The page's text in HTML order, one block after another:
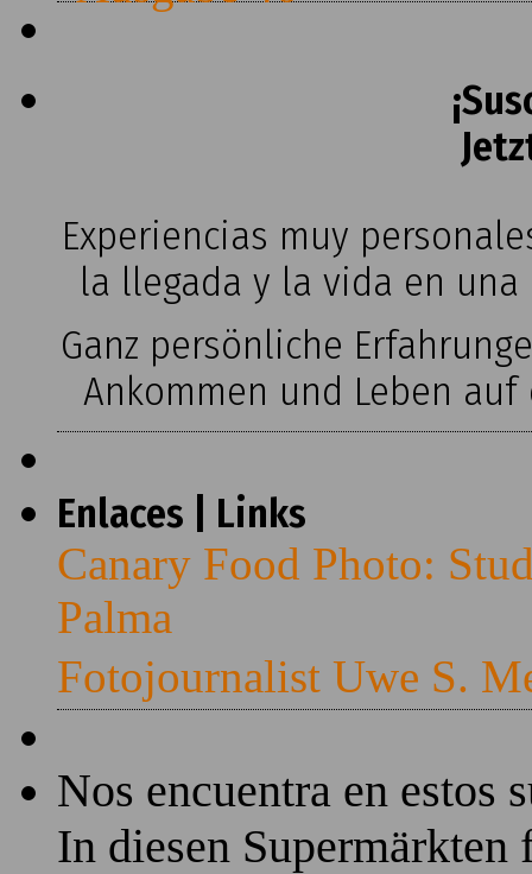
Experiencias muy
la llegada y la vida en
Ganz persönliche
Ankommen und Leben
Enlaces | Links
Canary Food Photo:
Palma
Fotojournalist Uwe S.
Nos encuentra en estos
In diesen Supermärkten